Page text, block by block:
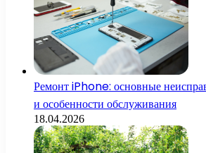
Ремонт iPhone: основные
и особенности обслуживания
18.04.2026